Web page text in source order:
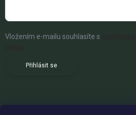
Vložením e-mailu souhlasíte s
Přihlásit se